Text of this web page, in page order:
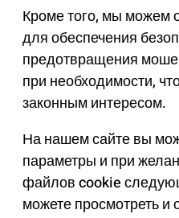
Кроме того, мы можем
для обеспечения
предотвращения
при необходимости,
законным интересом.
На нашем сайте вы
параметры и при
файлов cookie
можете просмотреть и